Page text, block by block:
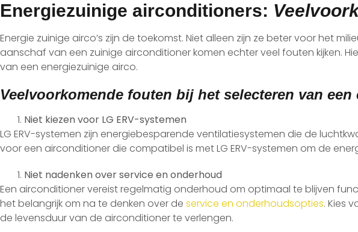
Energiezuinige airconditioners:
Energie zuinige airco’s zijn de toekomst. Niet alleen zijn ze beter voor het
aanschaf van een zuinige airconditioner komen echter veel fouten kijken.
van een energiezuinige airco.
Veelvoorkomende fouten bij het selecteren van
Niet kiezen voor LG ERV-systemen
LG ERV-systemen zijn energiebesparende ventilatiesystemen die de
voor een airconditioner die compatibel is met LG ERV-systemen om de
Niet nadenken over service en onderhoud
Een airconditioner vereist regelmatig onderhoud om optimaal te blijven
het belangrijk om na te denken over de service en onderhoudsopties. Kies
de levensduur van de airconditioner te verlengen.